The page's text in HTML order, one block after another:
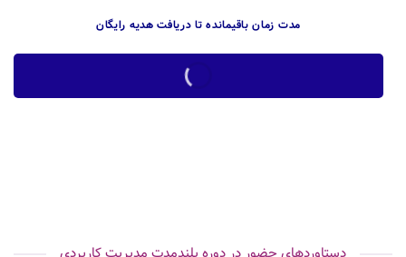
مدت زمان باقیمانده تا دریافت هدیه رایگان